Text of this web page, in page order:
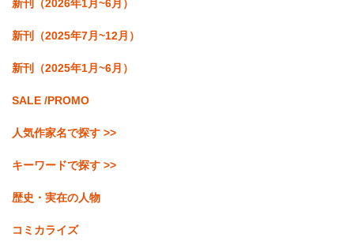
新刊（2026年1月~6月）
新刊（2025年7月~12月）
新刊（2025年1月~6月）
SALE /PROMO
人気作家名で探す >>
キーワードで探す >>
歴史・実在の人物
コミカライズ